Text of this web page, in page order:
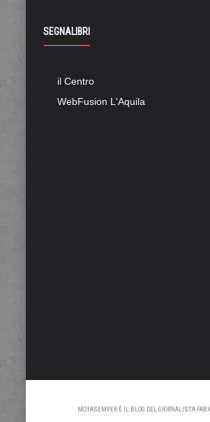
SEGNALIBRI
il Centro
WebFusion L'Aquila
MOTASEMPER È IL BLOG DEL GIORNALISTA